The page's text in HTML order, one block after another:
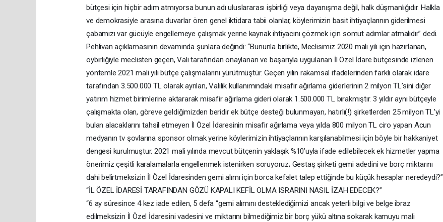
bütçesi için hiçbir adım atmıyorsa bunun adı uluslararası işbirliği veya dayanışma değil, halk düşmanlığıdır. Halkla
ve demokrasiyle arasına duvarlar ören genel iktidara tabii olanlar, köylerimizin basit ihtiyaçlarının giderilmesi
çabamızı var gücüyle engellemeye çalışmak yerine kaynak ihtiyacını çözmek için somut adımlar atmalıdır” dedi.
Pehlivan açıklamasının devamında şunlara değindi: “Bununla birlikte, Meclisimiz 2020 mali yılı için hazırlanan,
oybirliğiyle meclisten geçen, Vali tarafından onaylanan ve başarıyla uygulanan İl Özel İdare bütçesinde izlenen
yöntemle 2021 mali yılı bütçe çalışmalarını yürütmüştür. Geçen yılın rakamsal ifadelerinden farklı olarak idare
tarafından 3.500.000 TL olarak ayrılan, Valilik kullanımındaki misafir ağırlama giderlerinin 2 milyon TL’sini diğer
yatırım hizmet birimlerine aktararak misafir ağırlama gideri olarak 1.500.000 TL bırakmıştır. 3 yıldır aynı bütçeyle
çalışmakta olan, göreve geldiğimizden beridir ek bütçe desteği bulunmayan, hatırlı(!) şirketlerden 25 milyon TL’yi
bulan alacaklarını tahsil etmeyen İl Özel İdaresinin misafir ağırlama veya yılda 800 milyon TL ciro yapan Acun
medyanın tv şovlarına sponsor olmak yerine köylerimizin ihtiyaçlarının karşılanabilmesi için böyle bir hakkaniyet
dengesi kurulmuştur. 2021 mali yılında mevcut bütçenin yaklaşık %10’uyla ifade edilebilecek ek hizmetler yapma
önerimiz çeşitli karalamalarla engellenmek istenirken soruyoruz; Gestaş şirketi gemi adedini ve borç miktarını
dahi belirtmeksizin İl Özel İdaresinden gemi alımı için borca kefalet talep ettiğinde bu küçük hesaplar neredeydi?”
“İL ÖZEL İDARESİ TARAFINDAN GÖZÜ KAPALI KEFİL OLMA ISRARINI NASIL İZAH EDECEK?”
“6 ay süresince 4 kez iade edilen, 5 defa “gemi alımını desteklediğimizi ancak yeterli bilgi ve belge ibraz
edilmeksizin İl Özel İdaresini vadesini ve miktarını bilmediğimiz bir borç yükü altına sokarak kamuyu mali